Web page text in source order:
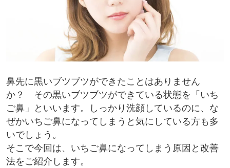
鼻先に黒いブツブツができたことはありません
か？ その黒いブツブツができている状態を「いち
ご鼻」といいます。しっかり洗顔しているのに、な
ぜかいちご鼻になってしまうと気にしている方も多
いでしょう。
そこで今回は、いちご鼻になってしまう原因と改善
法をご紹介します。